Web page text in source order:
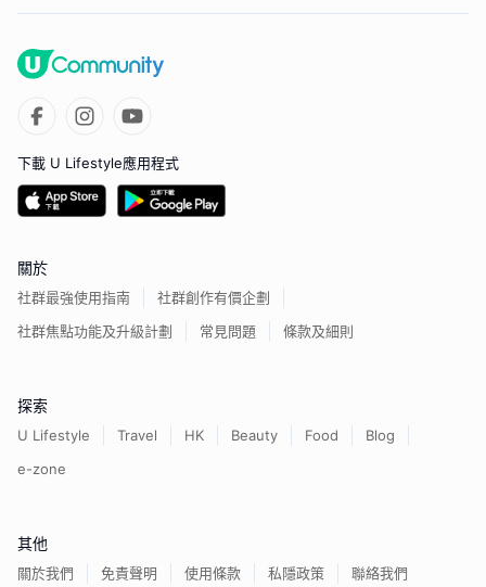
下載 U Lifestyle應用程式
關於
社群最強使用指南
社群創作有價企劃
社群焦點功能及升級計劃
常見問題 條款及細則
探索
U Lifestyle Travel HK Beauty Food
Blog
e-zone
其他
關於我們 免責聲明 使用條款 私隱政策 聯絡我們